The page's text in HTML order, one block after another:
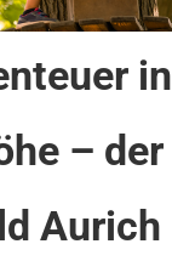
in
– der
Aurich